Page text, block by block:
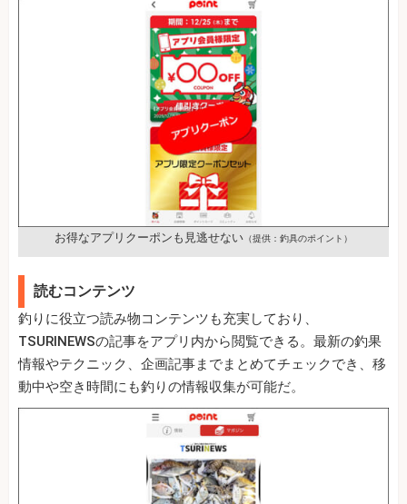
お得なアプリクーポンも見逃せない （提供：釣具のポイント）
読むコンテンツ
釣りに役立つ読み物コンテンツも充実しており、
TSURINEWSの記事をアプリ内から閲覧できる。最新の釣果
情報やテクニック、企画記事までまとめてチェックでき、移
動中や空き時間にも釣りの情報収集が可能だ。